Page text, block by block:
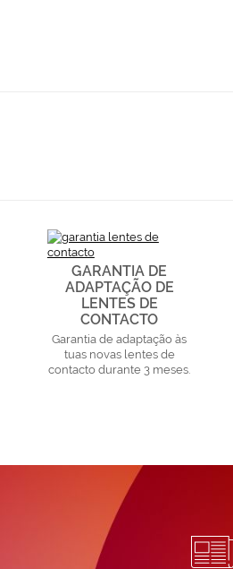
GARANTIA DE
ADAPTAÇÃO DE
LENTES DE
CONTACTO
Garantia de adaptação às
tuas novas lentes de
contacto durante 3 meses.